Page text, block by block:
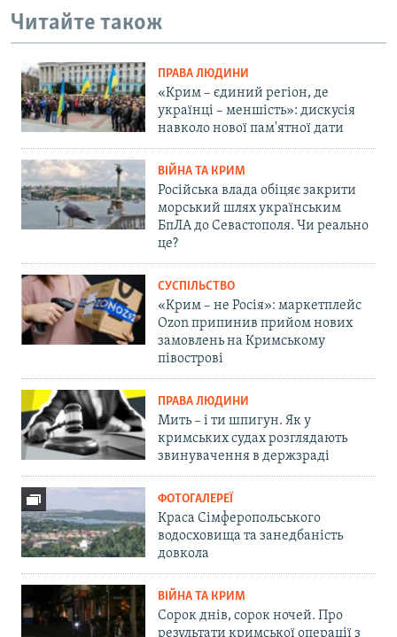
Читайте також
ПРАВА ЛЮДИНИ
«Крим – єдиний регіон, де
українці – меншість»: дискусія
навколо нової пам'ятної дати
ВІЙНА ТА КРИМ
Російська влада обіцяє закрити
морський шлях українським
БпЛА до Севастополя. Чи реально
це?
СУСПІЛЬСТВО
«Крим – не Росія»: маркетплейс
Ozon припинив прийом нових
замовлень на Кримському
півострові
ПРАВА ЛЮДИНИ
Мить – і ти шпигун. Як у
кримських судах розглядають
звинувачення в держзраді
ФОТОГАЛЕРЕЇ
Краса Сімферопольського
водосховища та занедбаність
довкола
ВІЙНА ТА КРИМ
Сорок днів, сорок ночей. Про
результати кримської операції з